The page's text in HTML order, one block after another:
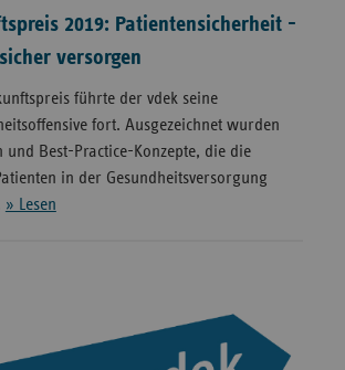
2019: Patientensicherheit -
versorgen
führte der vdek seine
fort. Ausgezeichnet wurden
und Best-Practice-Konzepte, die die
in der Gesundheitsversorgung
» Lesen